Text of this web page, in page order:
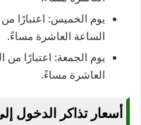
يوم الخميس: اعتبارًا
الساعة العاشرة مساءً.
يوم الجمعة: اعتبارًا
العاشرة مساءً.
أسعار تذاكر الدخول